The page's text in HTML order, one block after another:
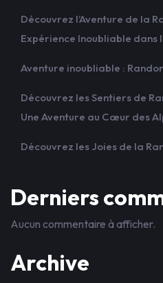
Découvrez l’Aventure de la
Expérience Inoubliable dans
Aventure inoubliable :
Découvrez les Sentiers de
Une Aventure au Cœur des
Découvrez les Joies de la
Derniers
Aucun commentaire à afficher.
Archive